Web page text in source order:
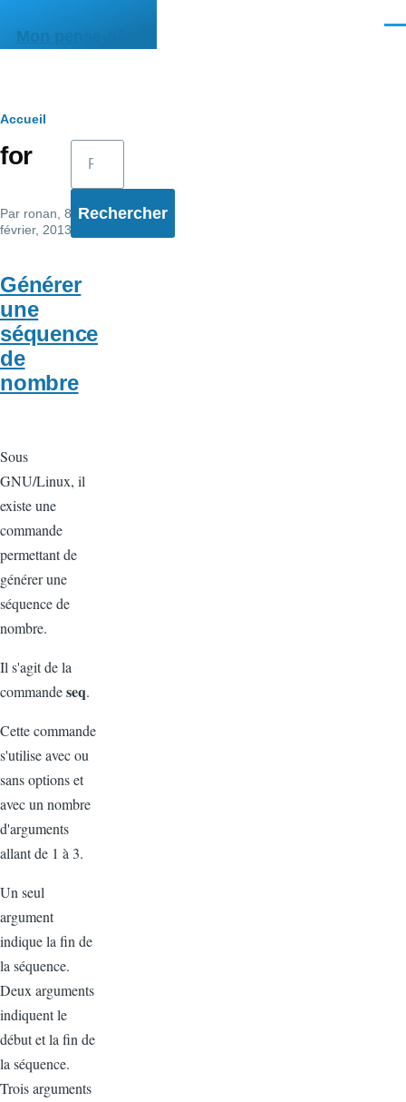
Mon pense-bête
Fil
d'Ariane
Accueil
for
Par ronan , 8
février, 2013
Générer
une
séquence
de
nombre
Sous
GNU/Linux, il
existe une
commande
permettant de
générer une
séquence de
nombre.
Il s'agit de la
commandeseq.
Cette commande
s'utilise avec ou
sans options et
avec un nombre
d'arguments
allant de 1 à 3.
Un seul
argument
indique la fin de
la séquence.
Deux arguments
indiquent le
début et la fin de
la séquence.
Trois arguments